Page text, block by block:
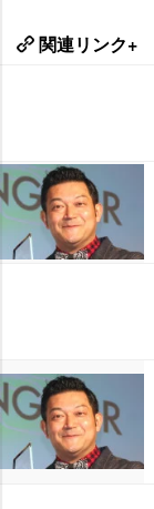
関連リンク+